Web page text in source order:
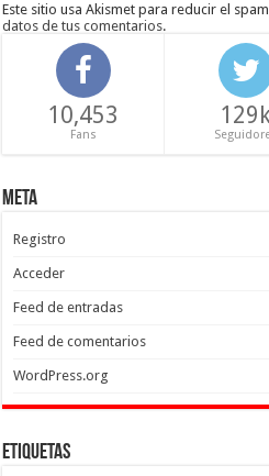
Este sitio usa Akismet para reducir el
datos de tus comentarios.
10,453
Fans
Meta
Registro
Acceder
Feed de entradas
Feed de comentarios
WordPress.org
Etiquetas